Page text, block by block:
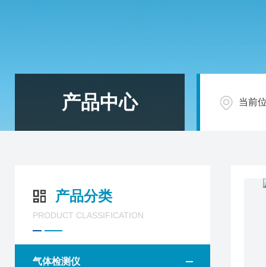
产品中心 当前
产品分类
PRODUCT CLASSIFICATION
气体检测仪